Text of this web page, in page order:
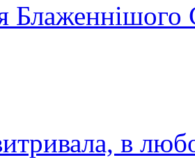
Блаженнішого
в